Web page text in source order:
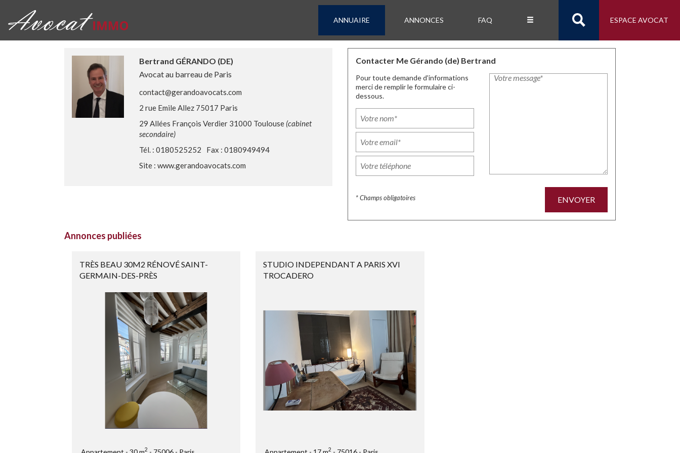
ANNUAIRE ANNONCES FAQ ESPACE AVOCAT
Bertrand GÉRANDO (DE)
Avocat au barreau de Paris
contact@gerandoavocats.com
2 rue Emile Allez 75017 Paris
29 Allées François Verdier 31000 Toulouse (cabinet
secondaire)
Tél. : 0180525252
Fax : 0180949494
Site : www.gerandoavocats.com
Contacter Me Gérando (de) Bertrand
Pour toute demande d'informations
merci de remplir le formulaire ci-
dessous.
* Champs obligatoires ENVOYER
Annonces publiées
TRÈS BEAU 30M2 RÉNOVÉ SAINT-
GERMAIN-DES-PRÈS
2
STUDIO INDEPENDANT A PARIS XVI
TROCADERO
2